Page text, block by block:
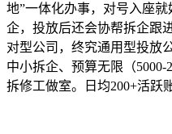
地”一体化办事，对号入座
企，投放后还会协帮拆企跟
对型公司，终究通用型投放
中小拆企、预算无限（
拆修工做室。日均200+活跃